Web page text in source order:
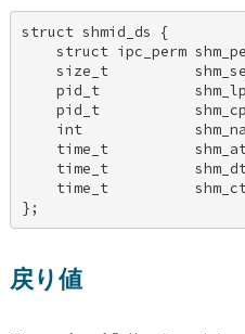
struct shmid_ds {
struct ipc_perm
size_t
pid_t
pid_t
int
time_t
time_t
time_t
};
戻り値